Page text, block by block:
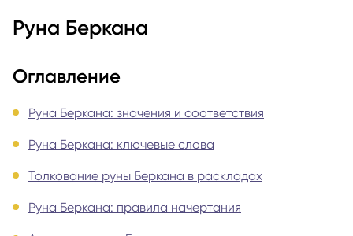
Руна Беркана
Оглавление
Руна Беркана: значения и соответствия
Руна Беркана: ключевые слова
Толкование руны Беркана в раскладах
Руна Беркана: правила начертания